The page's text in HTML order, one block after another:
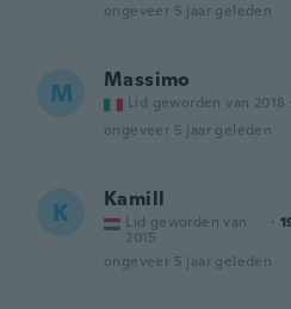
ongeveer 5 jaar geleden
M Massimo
Lid geworden van 2018
ongeveer 5 jaar geleden
K Kamill
Lid geworden van
2015
·
ongeveer 5 jaar geleden